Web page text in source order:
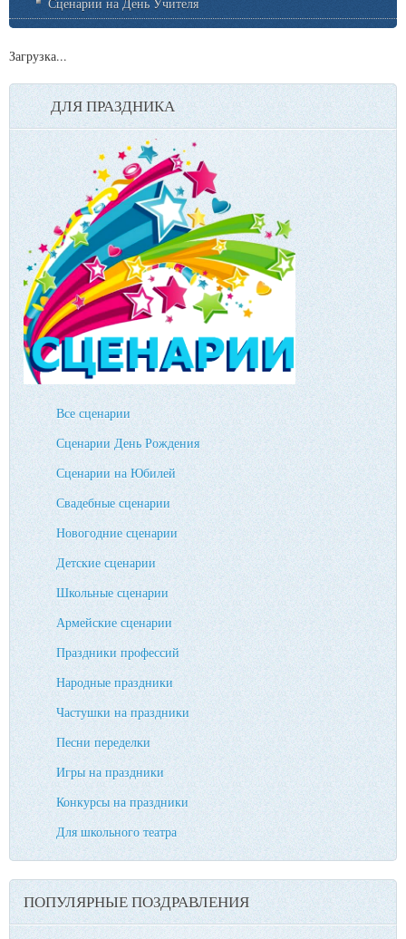
Сценарии на День Учителя
Загрузка...
ДЛЯ ПРАЗДНИКА
Все сценарии
Сценарии День Рождения
Сценарии на Юбилей
Свадебные сценарии
Новогодние сценарии
Детские сценарии
Школьные сценарии
Армейские сценарии
Праздники профессий
Народные праздники
Частушки на праздники
Песни переделки
Игры на праздники
Конкурсы на праздники
Для школьного театра
ПОПУЛЯРНЫЕ ПОЗДРАВЛЕНИЯ